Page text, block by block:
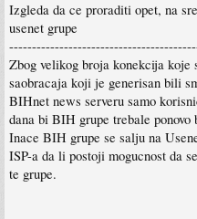
Izgleda da ce proraditi opet, na
usenet grupe
Zbog velikog broja konekcija koje
saobracaja koji je generisan bili
BIHnet news serveru samo
dana bi BIH grupe trebale ponovo
Inace BIH grupe se salju na
ISP-a da li postoji mogucnost da
te grupe.